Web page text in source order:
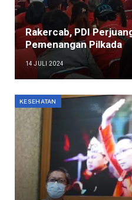
Rakercab, PDI
Pemenangan Pilkada
14 JULI 2024
KESEHATAN